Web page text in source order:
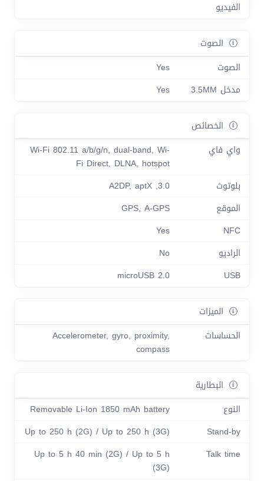
الفيديو
الصوت
الصوت
Yes
مدخل 3.5MM
Yes
الخصائص
واي فاي
Wi-Fi 802.11 a/b/g/n, dual-band, Wi-
Fi Direct, DLNA, hotspot
بلوتوث
3.0, A2DP, aptX
الموقع
GPS, A-GPS
NFC
Yes
الراديو
No
USB
microUSB 2.0
الميزات
الحساسات
Accelerometer, gyro, proximity,
compass
البطارية
النوع
Removable Li-Ion 1850 mAh battery
Stand-by
Up to 250 h (2G) / Up to 250 h (3G)
Talk time
Up to 5 h 40 min (2G) / Up to 5 h
(3G)